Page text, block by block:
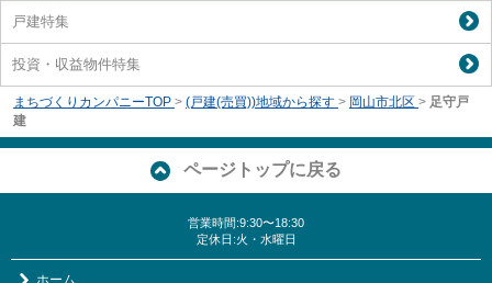
戸建特集
投資・収益物件特集
まちづくりカンパニーTOP > (戸建(売買))地域から探す > 岡山市北区 > 足守戸
建
ページトップに戻る
営業時間:9:30〜18:30
定休日:火・水曜日
ホーム